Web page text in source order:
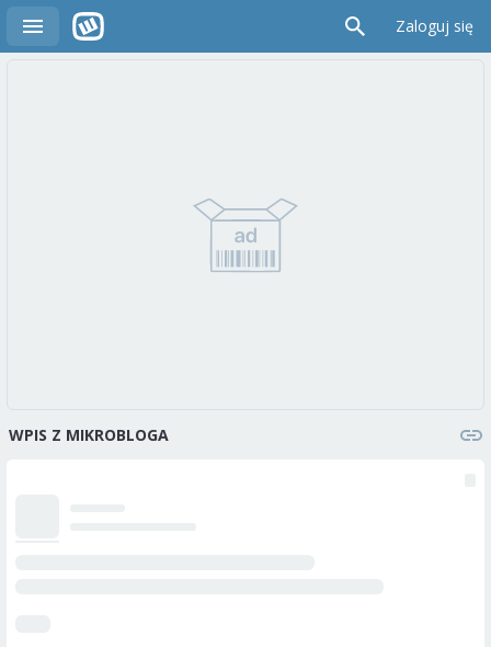
Zaloguj się
WPIS Z MIKROBLOGA